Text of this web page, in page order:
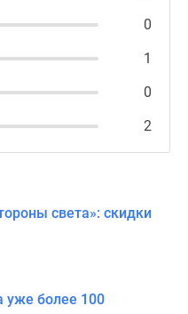
0
1
0
2
света»: скидки
уже более 100